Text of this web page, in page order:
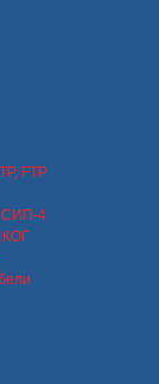
FTP
СИП-4
КОГ